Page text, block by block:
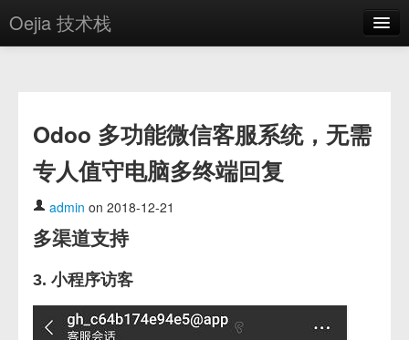
Oejia 技术栈
方案
OE学院
分享
关于
编辑器
登录
Odoo 多功能微信客服系统，无需
专人值守电脑多终端回复
admin on 2018-12-21
多渠道支持
3. 小程序访客